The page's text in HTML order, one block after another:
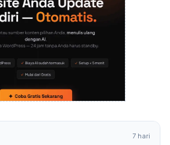
7 hari